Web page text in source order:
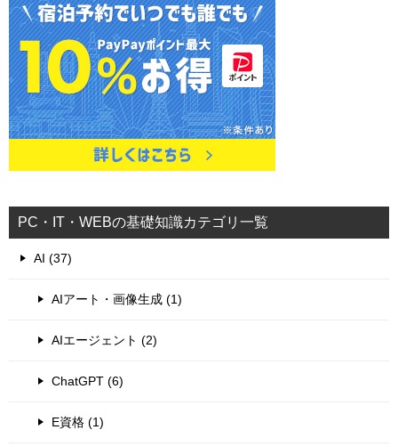
PC・IT・WEBの基礎知識カテゴリ一覧
AI (37)
AIアート・画像生成 (1)
AIエージェント (2)
ChatGPT (6)
E資格 (1)